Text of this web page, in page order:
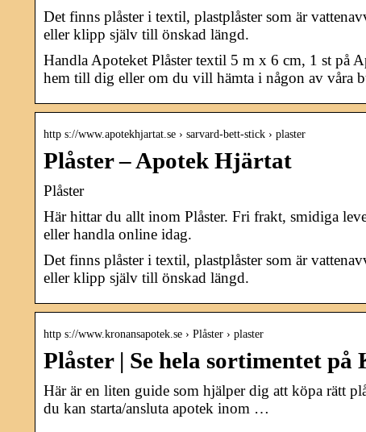
Det finns plåster i textil, plastplåster som är
eller klipp själv till önskad längd.
Handla Apoteket Plåster textil 5 m x 6 cm, 1 st på
hem till dig eller om du vill hämta i någon av våra
http s://www.apotekhjartat.se › sarvard-bett-stick › plaster
Plåster – Apotek Hjärtat
Plåster
Här hittar du allt inom Plåster. Fri frakt, smidiga
eller handla online idag.
Det finns plåster i textil, plastplåster som är
eller klipp själv till önskad längd.
http s://www.kronansapotek.se › Plåster › plaster
Plåster | Se hela sortimentet på
Här är en liten guide som hjälper dig att köpa rätt
du kan starta/ansluta apotek inom …